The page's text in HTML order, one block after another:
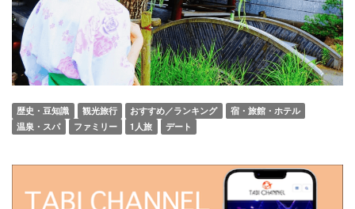
歴史・豆知識 観光旅行 おすすめ／ランキング
宿・旅館・ホテル
温泉・スパ
ファミリー 1人旅 デート